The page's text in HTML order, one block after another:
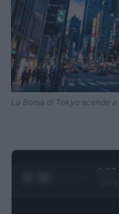
La Borsa di Tokyo scende
0:28